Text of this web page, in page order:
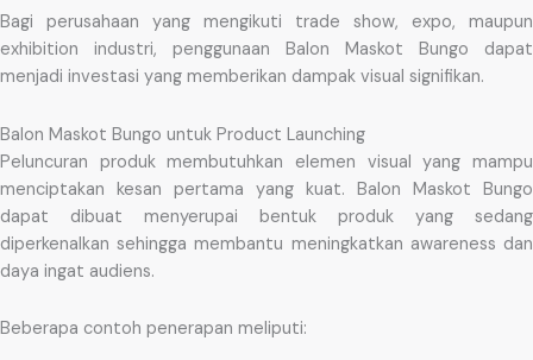
Bagi perusahaan yang mengikuti trade show, expo, maupun
exhibition industri, penggunaan Balon Maskot Bungo dapat
menjadi investasi yang memberikan dampak visual signifikan.
Balon Maskot Bungo untuk Product Launching
Peluncuran produk membutuhkan elemen visual yang mampu
menciptakan kesan pertama yang kuat. Balon Maskot Bungo
dapat dibuat menyerupai bentuk produk yang sedang
diperkenalkan sehingga membantu meningkatkan awareness dan
daya ingat audiens.
Beberapa contoh penerapan meliputi: